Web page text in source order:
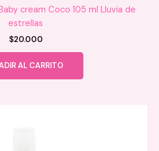
cream Coco 105 ml Lluvia de
estrellas
$20.000
AL CARRITO